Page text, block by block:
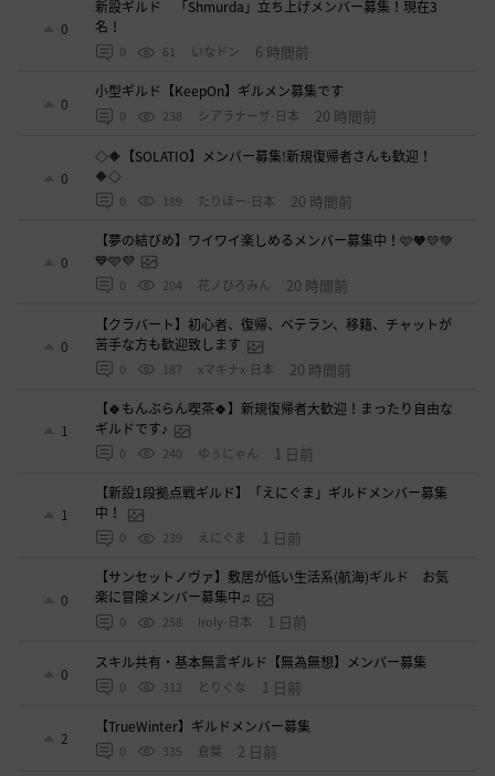
0
新設ギルド 「Shmurda」立ち上げメンバー募集！現在3
名！
0 61 いなドン 6 時間前
0
小型ギルド【KeepOn】ギルメン募集です
0 238 シアラナーザ-日本 20 時間前
0
◇🔶【SOLATIO】メンバー募集!新規復帰者さんも歓迎！
🔶◇
0 189 たりほー-日本 20 時間前
0
【夢の結びめ】ワイワイ楽しめるメンバー募集中！🩷🧡💛💚
💙🩵💜
0 204 花ノひろみん 20 時間前
0
【クラバート】初心者、復帰、ベテラン、移籍、チャットが
苦手な方も歓迎致します
0 187 xマキナx-日本 20 時間前
1
【🍀もんぶらん喫茶🍀】新規復帰者大歓迎！まったり自由な
ギルドです♪
0 240 ゆぅにゃん 1 日前
1
【新設1段拠点戦ギルド】「えにぐま」ギルドメンバー募集
中！
0 239 えにぐま 1 日前
0
【サンセットノヴァ】敷居が低い生活系(航海)ギルド お気
楽に冒険メンバー募集中♫
0 258 Iroly-日本 1 日前
0
スキル共有・基本無言ギルド【無為無想】メンバー募集
0 312 とりぐな 1 日前
2
【TrueWinter】ギルドメンバー募集
0 335 倉葉 2 日前